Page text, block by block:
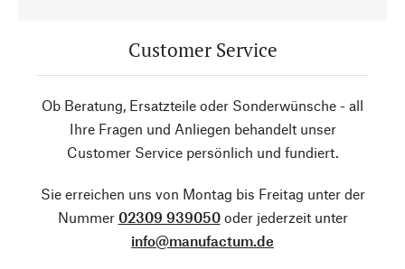
Customer Service
Ob Beratung, Ersatzteile oder Sonderwünsche - all
Ihre Fragen und Anliegen behandelt unser
Customer Service persönlich und fundiert.
Sie erreichen uns von Montag bis Freitag unter der
Nummer 02309 939050oder jederzeit unter
info@manufactum.de